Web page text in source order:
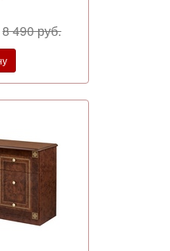
8 490 руб.